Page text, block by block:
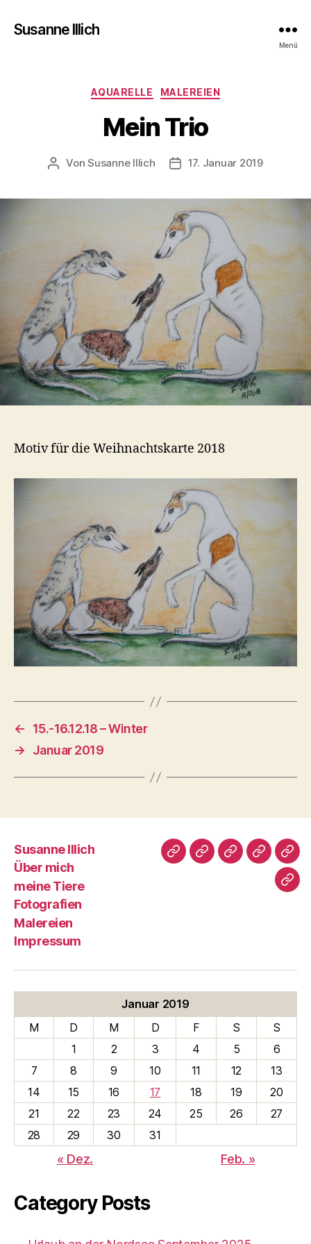
Susanne Illich
Menü
Kategorien
AQUARELLE MALEREIEN
Mein Trio
Beitragsautor
VonSusanne Illich Veröffentlichungsdatum
17. Januar 2019
Motiv für die Weihnachtskarte 2018
←
15.-16.12.18 – Winter
→
Januar 2019
Susanne Illich
Über mich
meine Tiere
Fotografien
Malereien
Impressum
Susanne
Übermeine
Januar 2019
M
D M D F S
S
1
2 3 4 5
6
7
8 9 10 11 12
13
14
15 16 17 18 19
20
21
22 23 24 25 26
27
28
29 30 31
« Dez. Feb. »
Category Posts